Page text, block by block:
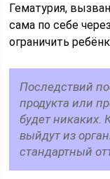
Гематурия,
сама по себе
ограничить
Последствий
продукта или
будет никаких.
выйдут из
стандартный